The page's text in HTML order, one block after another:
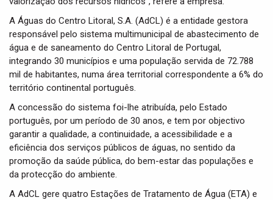
A Águas do Centro Litoral, S.A. (AdCL) é a entidade gestora
responsável pelo sistema multimunicipal de abastecimento de
água e de saneamento do Centro Litoral de Portugal,
integrando 30 municípios e uma população servida de 72.788
mil de habitantes, numa área territorial correspondente a 6% do
território continental português.
A concessão do sistema foi-lhe atribuída, pelo Estado
português, por um período de 30 anos, e tem por objectivo
garantir a qualidade, a continuidade, a acessibilidade e a
eficiência dos serviços públicos de águas, no sentido da
promoção da saúde pública, do bem-estar das populações e
da protecção do ambiente.
A AdCL gere quatro Estações de Tratamento de Água (ETA) e